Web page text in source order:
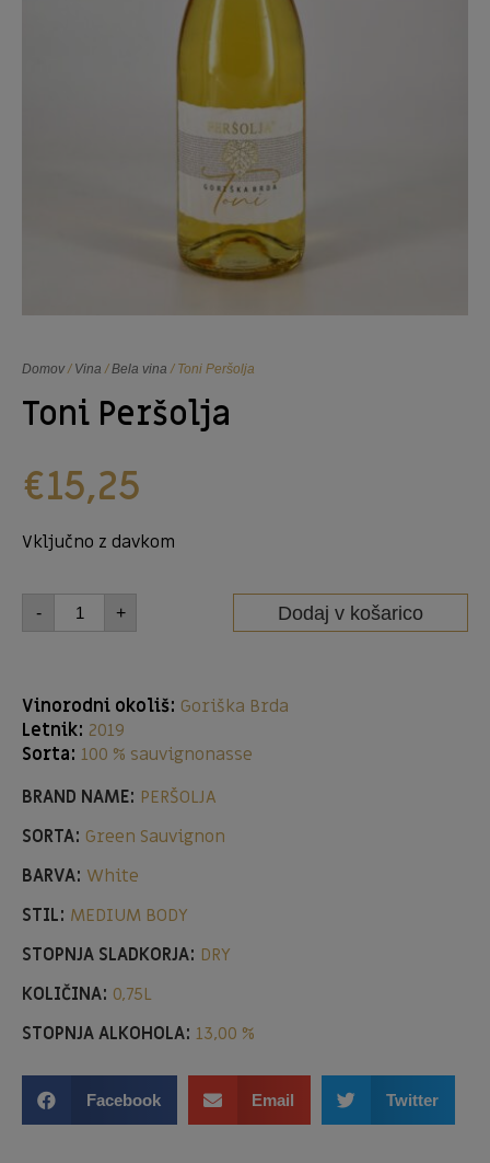
Domov/ Vina /Bela vina / Toni Peršolja
Toni Peršolja
€15,25
Vključno z davkom
- + Dodaj v košarico
Vinorodni okoliš: Goriška Brda
Letnik: 2019
Sorta: 100 % sauvignonasse
BRAND NAME: PERŠOLJA
SORTA: Green Sauvignon
BARVA: White
STIL: MEDIUM BODY
STOPNJA SLADKORJA: DRY
KOLIČINA: 0,75L
STOPNJA ALKOHOLA: 13,00 %
Facebook Email Twitter